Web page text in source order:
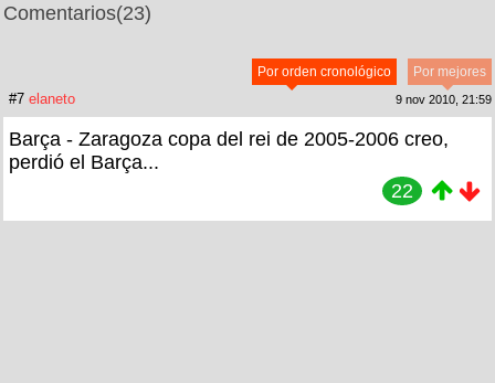
Comentarios(23)
Por mejores
Por orden cronológico
#7 elaneto 9 nov 2010, 21:59
Barça - Zaragoza copa del rei de 2005-2006 creo,
perdió el Barça...
22